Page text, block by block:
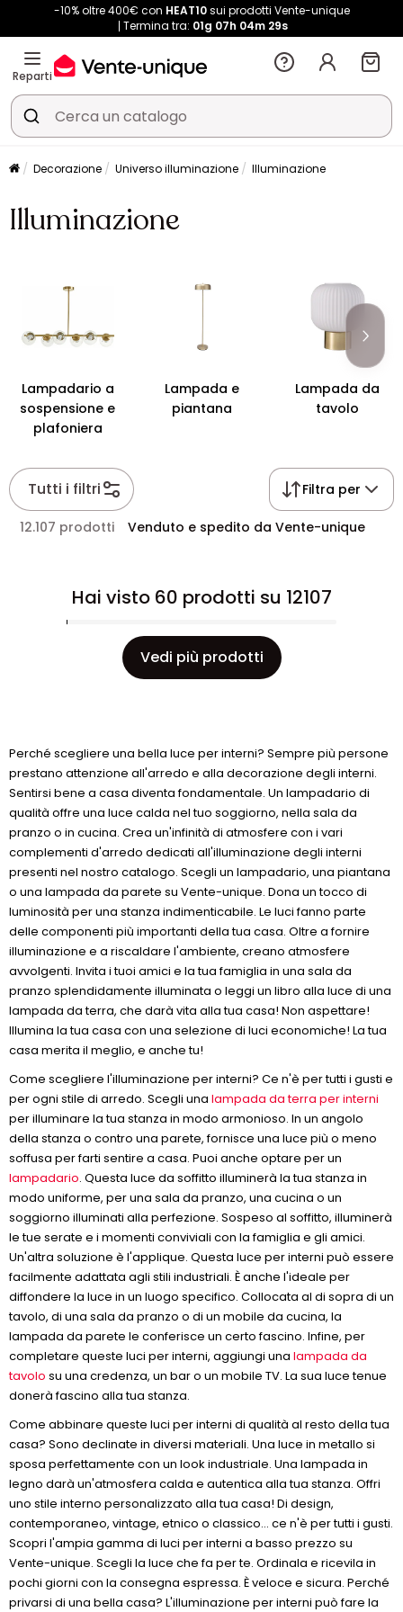
-10% oltre 400€ con HEAT10sui prodotti Vente-unique
Termina tra: 01g 07h 04m 28s
Reparti
Decorazione Universo illuminazione Illuminazione
Illuminazione
Lampadario a
sospensione e
plafoniera
Lampada e
piantana
Lampada da
tavolo
Tutti i filtri Filtra per
12.107 prodotti Venduto e spedito da Vente-unique
Hai visto 60 prodotti su 12107
Vedi più prodotti
Perché scegliere una bella luce per interni? Sempre più persone
prestano attenzione all'arredo e alla decorazione degli interni.
Sentirsi bene a casa diventa fondamentale. Un lampadario di
qualità offre una luce calda nel tuo soggiorno, nella sala da
pranzo o in cucina. Crea un'infinità di atmosfere con i vari
complementi d'arredo dedicati all'illuminazione degli interni
presenti nel nostro catalogo. Scegli un lampadario, una piantana
o una lampada da parete su Vente-unique. Dona un tocco di
luminosità per una stanza indimenticabile. Le luci fanno parte
delle componenti più importanti della tua casa. Oltre a fornire
illuminazione e a riscaldare l'ambiente, creano atmosfere
avvolgenti. Invita i tuoi amici e la tua famiglia in una sala da
pranzo splendidamente illuminata o leggi un libro alla luce di una
lampada da terra, che darà vita alla tua casa! Non aspettare!
Illumina la tua casa con una selezione di luci economiche! La tua
casa merita il meglio, e anche tu!
Come scegliere l'illuminazione per interni? Ce n'è per tutti i gusti e
per ogni stile di arredo. Scegli una lampada da terra per interni
per illuminare la tua stanza in modo armonioso. In un angolo
della stanza o contro una parete, fornisce una luce più o meno
soffusa per farti sentire a casa. Puoi anche optare per un
lampadario. Questa luce da soffitto illuminerà la tua stanza in
modo uniforme, per una sala da pranzo, una cucina o un
soggiorno illuminati alla perfezione. Sospeso al soffitto, illuminerà
le tue serate e i momenti conviviali con la famiglia e gli amici.
Un'altra soluzione è l'applique. Questa luce per interni può essere
facilmente adattata agli stili industriali. È anche l'ideale per
diffondere la luce in un luogo specifico. Collocata al di sopra di un
tavolo, di una sala da pranzo o di un mobile da cucina, la
lampada da parete le conferisce un certo fascino. Infine, per
completare queste luci per interni, aggiungi una lampada da
tavolo su una credenza, un bar o un mobile TV. La sua luce tenue
donerà fascino alla tua stanza.
Come abbinare queste luci per interni di qualità al resto della tua
casa? Sono declinate in diversi materiali. Una luce in metallo si
sposa perfettamente con un look industriale. Una lampada in
legno darà un'atmosfera calda e autentica alla tua stanza. Offri
uno stile interno personalizzato alla tua casa! Di design,
contemporaneo, vintage, etnico o classico... ce n'è per tutti i gusti.
Scopri l'ampia gamma di luci per interni a basso prezzo su
Vente-unique. Scegli la luce che fa per te. Ordinala e ricevila in
pochi giorni con la consegna espressa. È veloce e sicura. Perché
privarsi di una bella casa? L'illuminazione per interni può fare la